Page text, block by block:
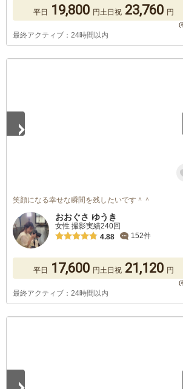
平日 19,800 円土日祝 23,760 円
最終アクティブ：24時間以内
笑顔になる幸せな瞬間を残したいです＾＾
おおぐさ ゆうき
女性 撮影実績240回
4.88
152件
平日 17,600 円土日祝 21,120 円
最終アクティブ：24時間以内